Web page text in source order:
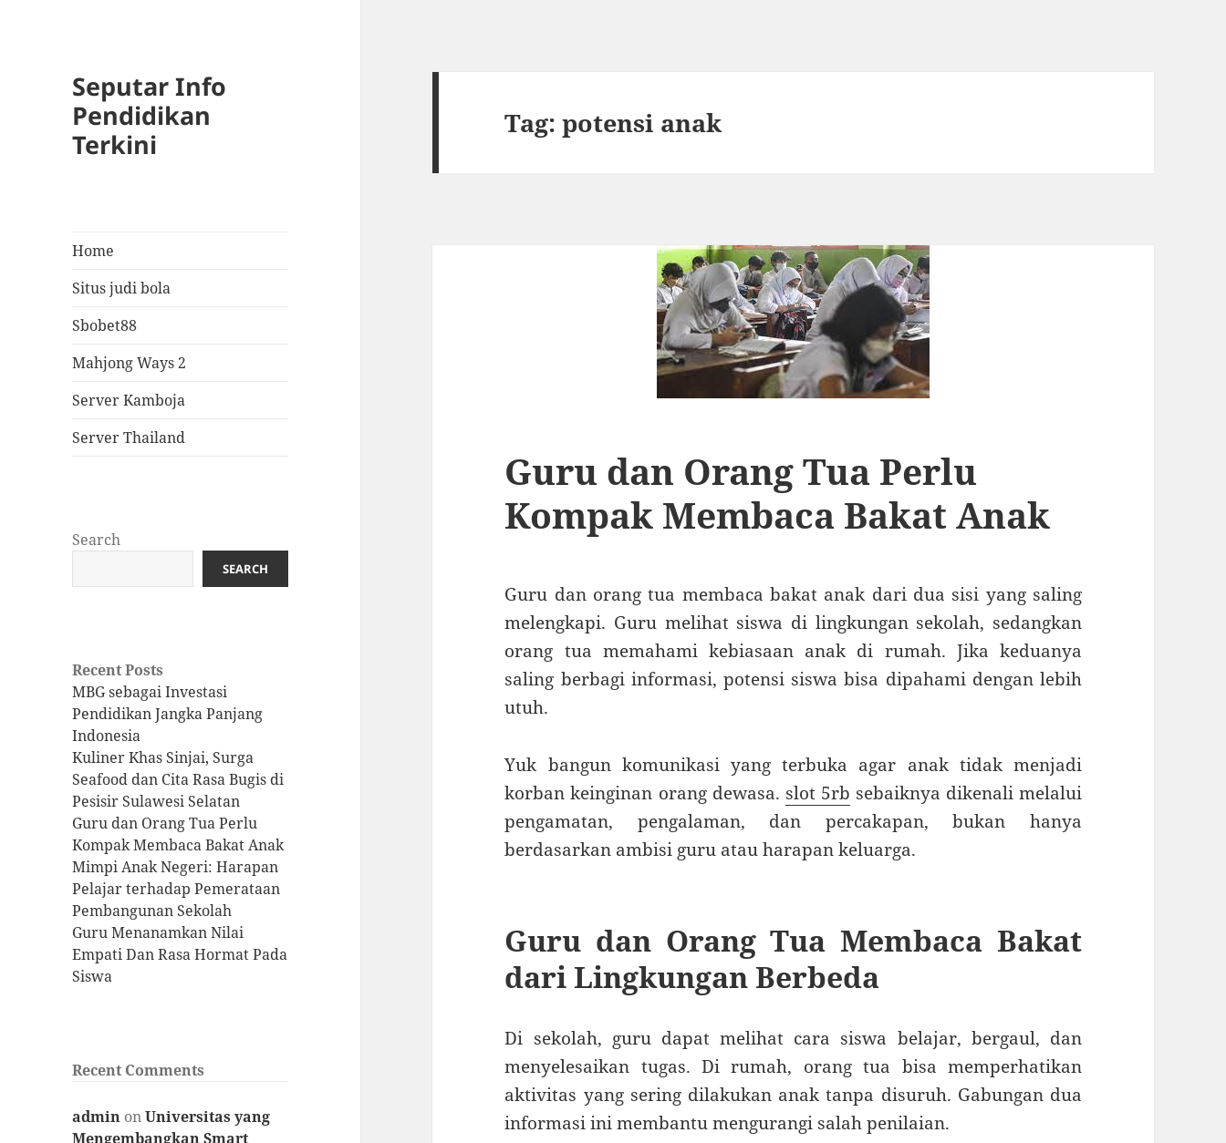
Seputar Info
Pendidikan
Terkini
Home
Situs judi bola
Sbobet88
Mahjong Ways 2
Server Kamboja
Server Thailand
Search
SEARCH
Recent Posts
MBG sebagai Investasi
Pendidikan Jangka Panjang
Indonesia
Kuliner Khas Sinjai, Surga
Seafood dan Cita Rasa Bugis di
Pesisir Sulawesi Selatan
Guru dan Orang Tua Perlu
Kompak Membaca Bakat Anak
Mimpi Anak Negeri: Harapan
Pelajar terhadap Pemerataan
Pembangunan Sekolah
Guru Menanamkan Nilai
Empati Dan Rasa Hormat Pada
Siswa
Recent Comments
admin onUniversitas yang
Mengembangkan Smart
Tag:potensi anak
Guru dan Orang Tua Perlu
Kompak Membaca Bakat Anak
Guru dan orang tua membaca bakat anak dari dua sisi yang saling
melengkapi. Guru melihat siswa di lingkungan sekolah, sedangkan
orang tua memahami kebiasaan anak di rumah. Jika keduanya
saling berbagi informasi, potensi siswa bisa dipahami dengan lebih
utuh.
Yuk bangun komunikasi yang terbuka agar anak tidak menjadi
korban keinginan orang dewasa. slot 5rb sebaiknya dikenali melalui
pengamatan, pengalaman, dan percakapan, bukan hanya
berdasarkan ambisi guru atau harapan keluarga.
Guru dan Orang Tua Membaca Bakat
dari Lingkungan Berbeda
Di sekolah, guru dapat melihat cara siswa belajar, bergaul, dan
menyelesaikan tugas. Di rumah, orang tua bisa memperhatikan
aktivitas yang sering dilakukan anak tanpa disuruh. Gabungan dua
informasi ini membantu mengurangi salah penilaian.